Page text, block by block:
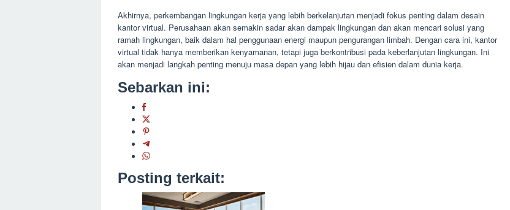
Akhirnya, perkembangan lingkungan kerja yang lebih berkelanjutan menjadi fokus penting dalam desain
kantor virtual. Perusahaan akan semakin sadar akan dampak lingkungan dan akan mencari solusi yang
ramah lingkungan, baik dalam hal penggunaan energi maupun pengurangan limbah. Dengan cara ini, kantor
virtual tidak hanya memberikan kenyamanan, tetapi juga berkontribusi pada keberlanjutan lingkungan. Ini
akan menjadi langkah penting menuju masa depan yang lebih hijau dan efisien dalam dunia kerja.
Sebarkan ini:
Posting terkait: